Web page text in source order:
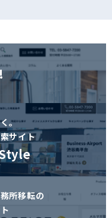
。
サイト
所移転の